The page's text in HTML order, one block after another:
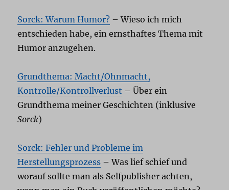
Sorck: Warum Humor? – Wieso ich mich
entschieden habe, ein ernsthaftes Thema mit
Humor anzugehen.
Grundthema: Macht/Ohnmacht,
Kontrolle/Kontrollverlust – Über ein
Grundthema meiner Geschichten (inklusive
Sorck)
Sorck: Fehler und Probleme im
Herstellungsprozess – Was lief schief und
worauf sollte man als Selfpublisher achten,